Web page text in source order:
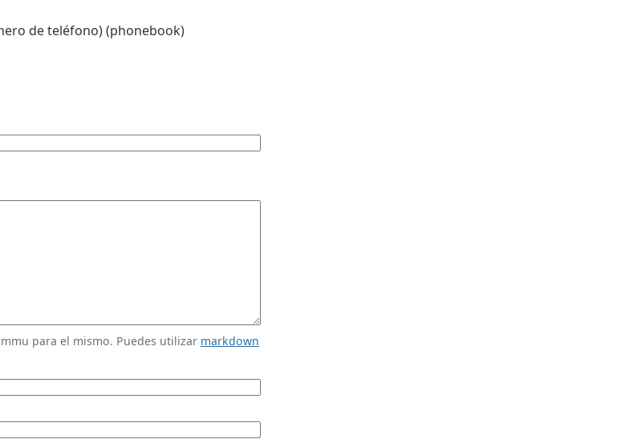
de teléfono) (phonebook)
para el mismo. Puedes utilizar markdown